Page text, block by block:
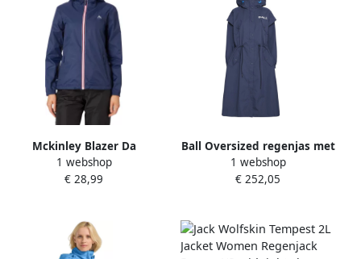
Mckinley Blazer Da
regenjacke Kereol Iii Wms
519
1 webshop
€ 28,99
Ball Oversized regenjas met
verstelbare capuchon Blue
Dames
1 webshop
€ 252,05